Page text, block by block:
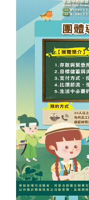
活動
學習園地
聯絡我們